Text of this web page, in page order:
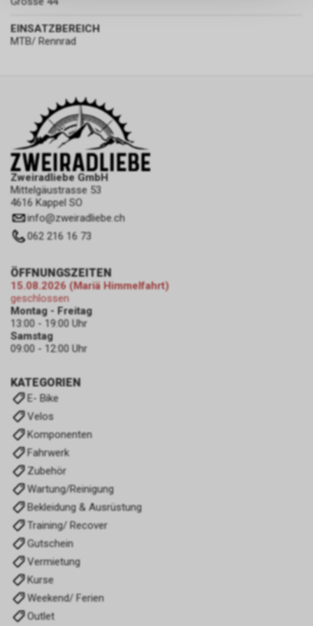
EINSATZBEREICH
MTB/ Rennrad
Zweiradliebe GmbH
Mittelgäustrasse 53
4616 Kappel SO
info@zweiradliebe.ch
062 216 16 73
KATEGORIEN
E- Bike
Velos
Komponenten
Fahrwerk
Zubehör
Wartung/Reinigung
Bekleidung & Ausrüstung
Training/ Recover
Gutschein
Vermietung
Kurse
Weekend/ Ferien
Outlet
ÖFFNUNGSZEITEN
15.08.2026 (Mariä Himmelfahrt)
geschlossen
Montag - Freitag
13:00 - 19:00 Uhr
Samstag
09:00 - 12:00 Uhr